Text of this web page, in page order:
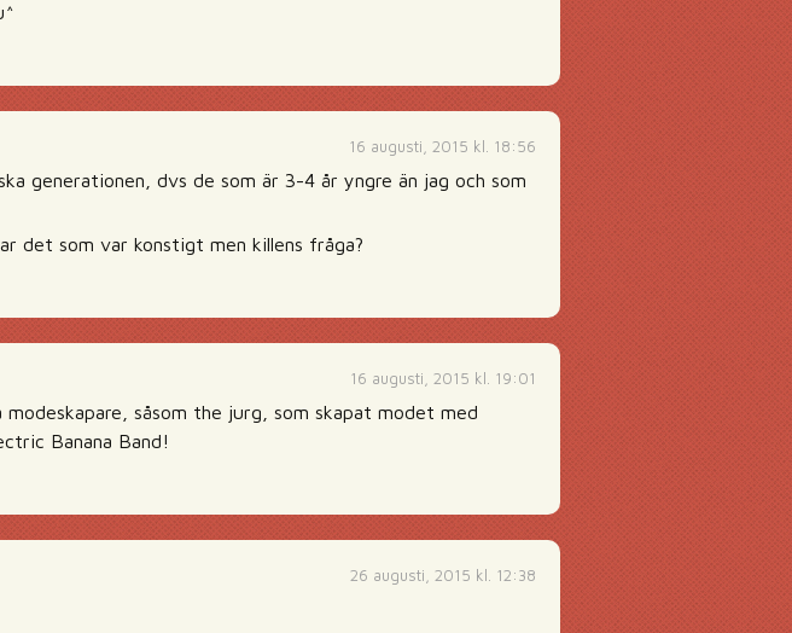
16 augusti, 2015 kl. 18:56
generationen, dvs de som är 3-4 år yngre än jag och som
det som var konstigt men killens fråga?
16 augusti, 2015 kl. 19:01
såsom the jurg, som skapat modet med
Banana Band!
26 augusti, 2015 kl. 12:38